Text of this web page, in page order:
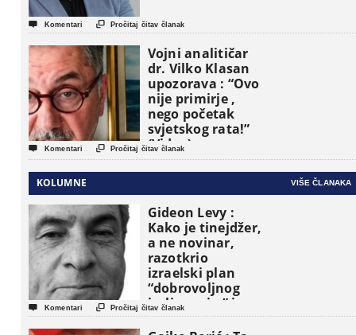
 Komentari  Pročitaj čitav članak
Vojni analitičar
dr. Vilko Klasan
upozorava : “Ovo
nije primirje ,
nego početak
svjetskog rata!”
(Video)
 Komentari  Pročitaj čitav članak
KOLUMNE VIŠE ČLANAKA
Gideon Levy :
Kako je tinejdžer,
a ne novinar,
razotkrio
izraelski plan
“dobrovoljnog
iseljavanja ” iz
Gaze
 Komentari  Pročitaj čitav članak